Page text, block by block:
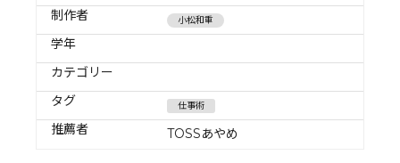
制作者
小松和重
学年
カテゴリー
タグ
仕事術
推薦者 TOSSあやめ